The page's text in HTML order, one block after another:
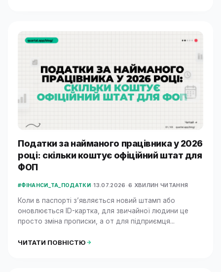
Податки за найманого працівника у 2026
році: скільки коштує офіційний штат для
ФОП
#ФІНАНСИ_ТА_ПОДАТКИ •13.07.2026 6 ХВИЛИН ЧИТАННЯ
Коли в паспорті з’являється новий штамп або
оновлюється ID-картка, для звичайної людини це
просто зміна прописки, а от для підприємця...
ЧИТАТИ ПОВНІСТЮ